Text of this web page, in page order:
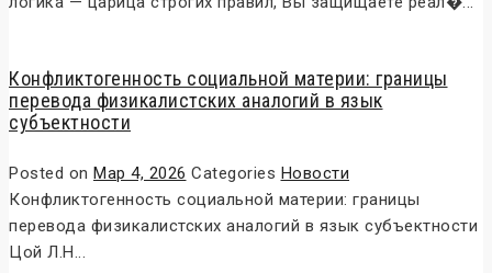
Конфликтогенность социальной материи: границы
перевода физикалистских аналогий в язык
субъектности
Posted on Мар 4, 2026 Categories Новости
Конфликтогенность социальной материи: границы
перевода физикалистских аналогий в язык субъектности
Цой Л.Н...